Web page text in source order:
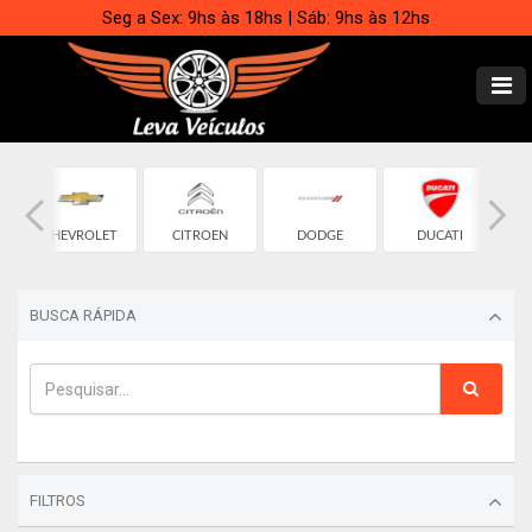
Seg a Sex: 9hs às 18hs | Sáb: 9hs às 12hs
CHEVROLET CITROEN DODGE DUCATI
BUSCA RÁPIDA
FILTROS